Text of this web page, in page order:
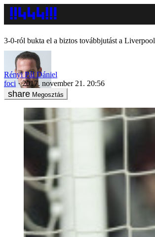
3-0-ról bukta el a biztos továbbjutást a Liverpool
Rényi Pál Dániel
foci
2017. november 21. 20:56
Megosztás